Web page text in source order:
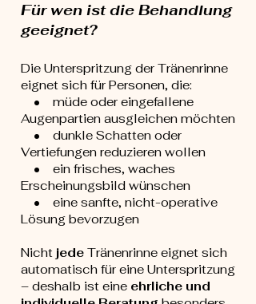
Für wen ist die Behandlung
geeignet?
Die Unterspritzung der Tränenrinne
eignet sich für Personen, die:
• müde oder eingefallene
Augenpartien ausgleichen möchten
• dunkle Schatten oder
Vertiefungen reduzieren wollen
• ein frisches, waches
Erscheinungsbild wünschen
• eine sanfte, nicht-operative
Lösung bevorzugen
Nicht jede Tränenrinne eignet sich
automatisch für eine Unterspritzung
– deshalb ist eine ehrliche und